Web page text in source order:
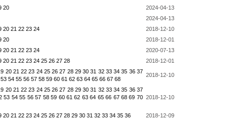
20
2024-04-13
2024-04-13
20 21 22 23 24
2018-12-10
20
2018-12-01
20 21 22 23 24
2020-07-13
20 21 22 23 24 25 26 27 28
2018-12-01
20 21 22 23 24 25 26 27 28 29 30 31 32 33 34 35 36 37
53 54 55 56 57 58 59 60 61 62 63 64 65 66 67 68
2018-12-10
20 21 22 23 24 25 26 27 28 29 30 31 32 33 34 35 36 37
53 54 55 56 57 58 59 60 61 62 63 64 65 66 67 68 69 70 2018-12-10
20 21 22 23 24 25 26 27 28 29 30 31 32 33 34 35 36
2018-12-09